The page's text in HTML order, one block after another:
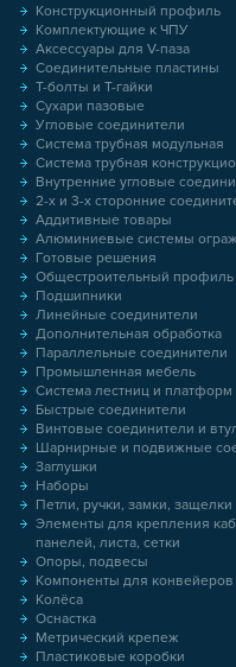
Конструкционный профиль
Комплектующие к ЧПУ
Аксессуары для V-паза
Соединительные пластины
Т-болты и Т-гайки
Сухари пазовые
Угловые соединители
Система трубная модульная
Система трубная
Внутренние угловые
2-х и 3-х сторонние
Аддитивные товары
Алюминиевые системы
Готовые решения
Общестроительный профиль
Подшипники
Линейные соединители
Дополнительная обработка
Параллельные соединители
Промышленная мебель
Система лестниц и платформ
Быстрые соединители
Винтовые соединители и
Шарнирные и подвижные
Заглушки
Наборы
Петли, ручки, замки, защелки
Элементы для крепления
панелей, листа, сетки
Опоры, подвесы
Компоненты для конвейеров
Колёса
Оснастка
Метрический крепеж
Пластиковые коробки